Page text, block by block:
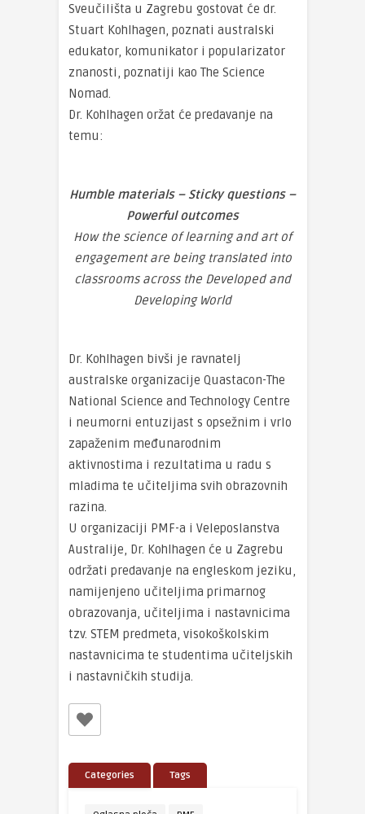
Sveučilišta u Zagrebu gostovat će dr.
Stuart Kohlhagen, poznati australski
edukator, komunikator i popularizator
znanosti, poznatiji kao The Science
Nomad.
Dr. Kohlhagen oržat će predavanje na
temu:
Humble materials – Sticky questions –
Powerful outcomes
How the science of learning and art of
engagement are being translated into
classrooms across the Developed and
Developing World
Dr. Kohlhagen bivši je ravnatelj
australske organizacije Quastacon-The
National Science and Technology Centre
i neumorni entuzijast s opsežnim i vrlo
zapaženim međunarodnim
aktivnostima i rezultatima u radu s
mladima te učiteljima svih obrazovnih
razina.
U organizaciji PMF-a i Veleposlanstva
Australije, Dr. Kohlhagen će u Zagrebu
održati predavanje na engleskom jeziku,
namijenjeno učiteljima primarnog
obrazovanja, učiteljima i nastavnicima
tzv. STEM predmeta, visokoškolskim
nastavnicima te studentima učiteljskih
i nastavničkih studija.
Categories Tags